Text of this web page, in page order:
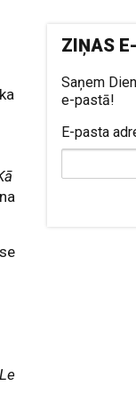
Le
ZIŅAS
Saņem
e-pastā!
E-pasta